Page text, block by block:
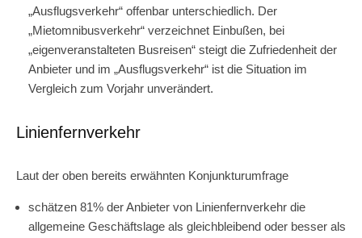
„Ausflugsverkehr“ offenbar unterschiedlich. Der
„Mietomnibusverkehr“ verzeichnet Einbußen, bei
„eigenveranstalteten Busreisen“ steigt die Zufriedenheit der
Anbieter und im „Ausflugsverkehr“ ist die Situation im
Vergleich zum Vorjahr unverändert.
Linienfernverkehr
Laut der oben bereits erwähnten Konjunkturumfrage
schätzen 81% der Anbieter von Linienfernverkehr die
allgemeine Geschäftslage als gleichbleibend oder besser als